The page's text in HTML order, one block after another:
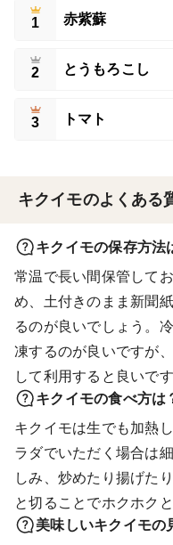
1 赤紫蘇
2 とうもろこし
3 トマト
キクイモのよくある
キクイモの保存方法
常温で長い間保管して
め、土付きのまま新聞
るのが良いでしょう。
凍するのが良いですが
して利用すると良いです
キクイモの食べ方は
キクイモは生でも加熱
ラダでいただく場合は
しみ、炒めたり揚げた
と切ることでホクホク
美味しいキクイモの